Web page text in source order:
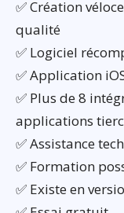
✅ Création
qualité
✅ Logiciel
✅ Application
✅ Plus de 8
applications
✅ Assistance
✅ Formation
✅ Existe en